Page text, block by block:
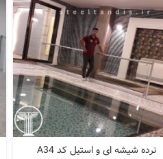
نرده شیشه ای و استیل کد A34